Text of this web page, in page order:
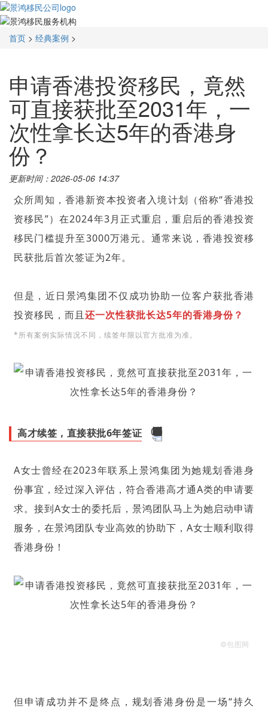
首页 > 经典案例 >
申请香港投资移民，竟然
可直接获批至2031年，一
次性拿长达5年的香港身
份？
更新时间：2026-05-06 14:37
众所周知，香港新资本投资者入境计划（俗称“香港投
资移民”）在2024年3月正式重启，重启后的香港投资
移民门槛提升至3000万港元。通常来说，香港投资移
民获批后首次签证为2年。
但是，近日景鸿集团不仅成功协助一位客户获批香港
投资移民，而且还一次性获批长达5年的香港身份？
*所有案例实际情况不同，续签年限以官方批准为准。
高才续签，直接获批6年签证
A女士曾经在2023年联系上景鸿集团为她规划香港身
份事宜，经过深入评估，符合香港高才通A类的申请要
求。接到A女士的委托后，景鸿团队马上为她启动申请
服务，在景鸿团队专业高效的协助下，A女士顺利取得
香港身份！
©包图网
但申请成功并不是终点，规划香港身份是一场“持久